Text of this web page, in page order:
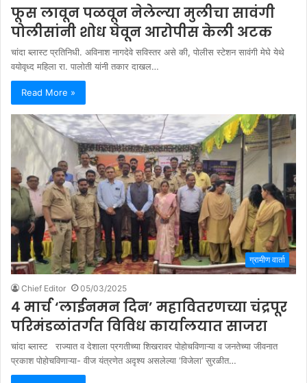
फूस लावून पळवून नेलेल्या मुलीचा सावंगी
पोलीसांनी शोध घेवून आरोपीस केली अटक
चांदा ब्लास्ट प्रतिनिधी. अविनाश नागदेवे सविस्तर असे की, पोलीस स्टेशन सावंगी मेघे येथे
वयोवृध्द महिला रा. पालोती यांनी तकार दाखल…
Read More »
ग्रामीण वार्ता
Chief Editor 05/03/2025
४ मार्च ‘लाईनमन दिन’ महावितरणच्या चंद्रपूर
परिमंडळांतर्गत विविध कार्यालयात साजरा
चांदा ब्लास्ट राज्यात व देशाला प्रगतीच्या शिखरावर पोहोचविणाऱ्या व जनतेच्या जीवनात
प्रकाश पोहोचविणाऱ्या- वीज यंत्रणेत अदृश्य असलेल्या ‘विजेला’ सुरळीत…